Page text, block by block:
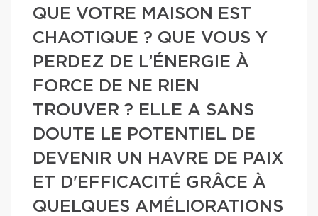
QUE VOTRE MAISON EST
CHAOTIQUE ? QUE VOUS Y
PERDEZ DE L’ÉNERGIE À
FORCE DE NE RIEN
TROUVER ? ELLE A SANS
DOUTE LE POTENTIEL DE
DEVENIR UN HAVRE DE PAIX
ET D'EFFICACITÉ GRÂCE À
QUELQUES AMÉLIORATIONS